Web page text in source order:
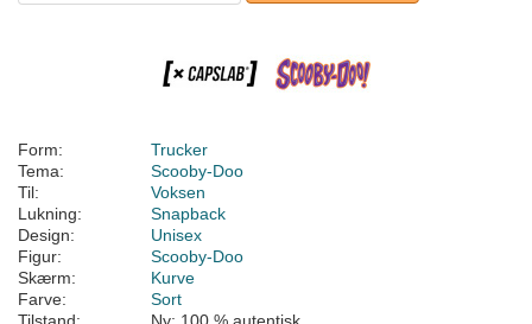
Form:
Trucker
Tema:
Scooby-Doo
Til:
Voksen
Lukning:
Snapback
Design:
Unisex
Figur:
Scooby-Doo
Skærm:
Kurve
Farve:
Sort